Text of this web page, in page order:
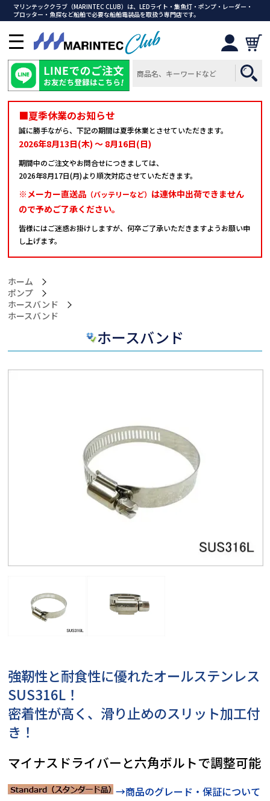
マリンテッククラブ（MARINTEC CLUB）は、LEDライト・集魚灯・ポンプ・レーダー・
プロッター・魚探など船舶で必要な船舶電装品を取扱う専門店です。
メ
ニ
ュ
ー
を
■夏季休業のお知らせ
誠に勝手ながら、下記の期間は夏季休業とさせていただきます。
2026年8月13日(木) ～ 8月16日(日)
期間中のご注文やお問合せにつきましては、
2026年8月17日(月)より順次対応させていただきます。
※メーカー直送品 （バッテリーなど） は連休中出荷できません
ので予めご了承ください。
皆様にはご迷惑お掛けしますが、何卒ご了承いただきますようお願い申
し上げます。
ホーム
ポンプ
ホースバンド
>ホースバンド
ホースバンド
強靭性と耐食性に優れたオールステンレス
SUS316L！
密着性が高く、滑り止めのスリット加工付
き！
マイナスドライバーと六角ボルトで調整可能
→商品のグレード・保証について